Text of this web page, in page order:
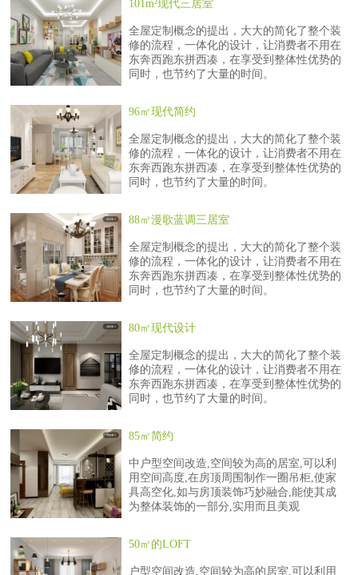
101m²现代三居室
全屋定制概念的提出，大大的简化了整个装
修的流程，一体化的设计，让消费者不用在
东奔西跑东拼西凑，在享受到整体性优势的
同时，也节约了大量的时间。
96㎡现代简约
全屋定制概念的提出，大大的简化了整个装
修的流程，一体化的设计，让消费者不用在
东奔西跑东拼西凑，在享受到整体性优势的
同时，也节约了大量的时间。
88㎡漫歌蓝调三居室
全屋定制概念的提出，大大的简化了整个装
修的流程，一体化的设计，让消费者不用在
东奔西跑东拼西凑，在享受到整体性优势的
同时，也节约了大量的时间。
80㎡现代设计
全屋定制概念的提出，大大的简化了整个装
修的流程，一体化的设计，让消费者不用在
东奔西跑东拼西凑，在享受到整体性优势的
同时，也节约了大量的时间。
85㎡简约
中户型空间改造,空间较为高的居室,可以利
用空间高度,在房顶周围制作一圈吊柜,使家
具高空化,如与房顶装饰巧妙融合,能使其成
为整体装饰的一部分,实用而且美观
50㎡的LOFT
户型空间改造,空间较为高的居室,可以利用